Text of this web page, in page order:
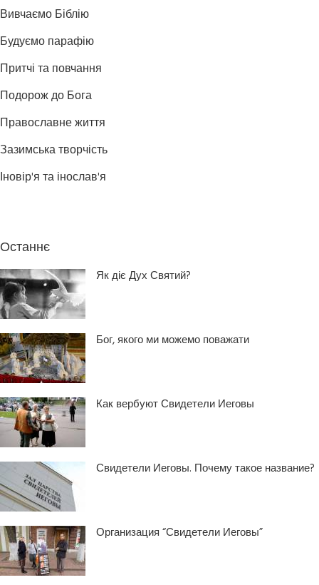
Вивчаємо Біблію
Будуємо парафію
Притчі та повчання
Подорож до Бога
Православне життя
Зазимська творчість
Іновір'я та інослав'я
Останнє
Як діє Дух Святий?
Бог, якого ми можемо поважати
Как вербуют Свидетели Иеговы
Свидетели Иеговы. Почему такое название?
Организация “Свидетели Иеговы”